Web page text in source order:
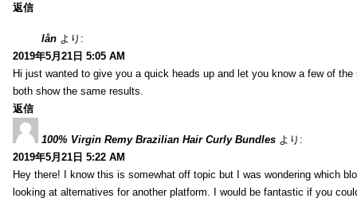
返信
lån より:
2019年5月21日 5:05 AM
Hi just wanted to give you a quick heads up and let you know a few of
both show the same results.
返信
100% Virgin Remy Brazilian Hair Curly Bundles より:
2019年5月21日 5:22 AM
Hey there! I know this is somewhat off topic but I was wondering which
looking at alternatives for another platform. I would be fantastic if you